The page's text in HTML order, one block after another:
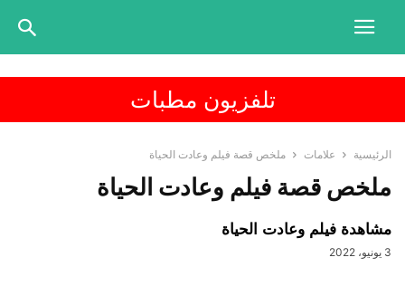
تلفزيون مطبات
الرئيسية علامات ملخص قصة فيلم وعادت الحياة
ملخص قصة فيلم وعادت الحياة
مشاهدة فيلم وعادت الحياة
3 يونيو، 2022